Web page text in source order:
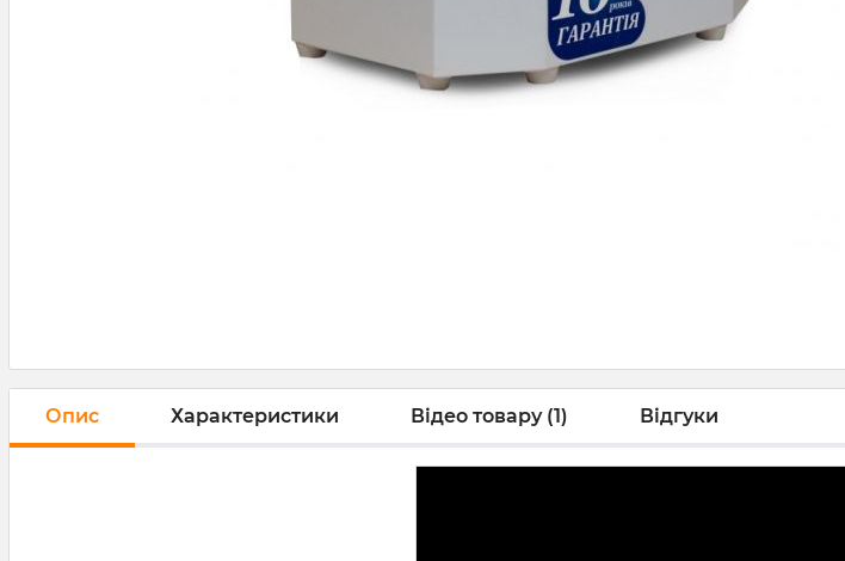
Опис Характеристики Відео товару (1) Відгуки